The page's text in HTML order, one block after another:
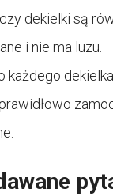
dekielki są
i nie ma luzu.
każdego